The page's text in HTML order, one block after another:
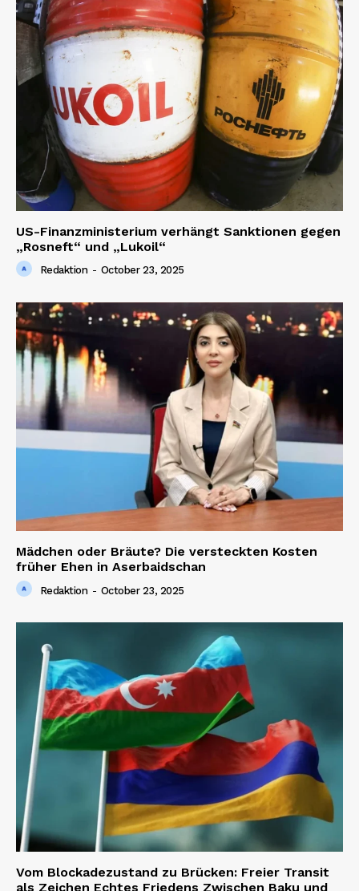
US-Finanzministerium verhängt Sanktionen gegen
„Rosneft“ und „Lukoil“
Redaktion - October 23, 2025
Mädchen oder Bräute? Die versteckten Kosten
früher Ehen in Aserbaidschan
Redaktion - October 23, 2025
Vom Blockadezustand zu Brücken: Freier Transit
als Zeichen Echtes Friedens Zwischen Baku und